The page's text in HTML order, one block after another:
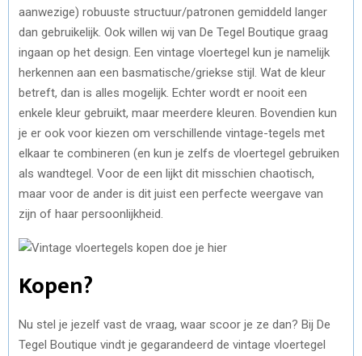
aanwezige) robuuste structuur/patronen gemiddeld langer
dan gebruikelijk. Ook willen wij van De Tegel Boutique graag
ingaan op het design. Een vintage vloertegel kun je namelijk
herkennen aan een basmatische/griekse stijl. Wat de kleur
betreft, dan is alles mogelijk. Echter wordt er nooit een
enkele kleur gebruikt, maar meerdere kleuren. Bovendien kun
je er ook voor kiezen om verschillende vintage-tegels met
elkaar te combineren (en kun je zelfs de vloertegel gebruiken
als wandtegel. Voor de een lijkt dit misschien chaotisch,
maar voor de ander is dit juist een perfecte weergave van
zijn of haar persoonlijkheid.
Kopen?
Nu stel je jezelf vast de vraag, waar scoor je ze dan? Bij De
Tegel Boutique vindt je gegarandeerd de vintage vloertegel